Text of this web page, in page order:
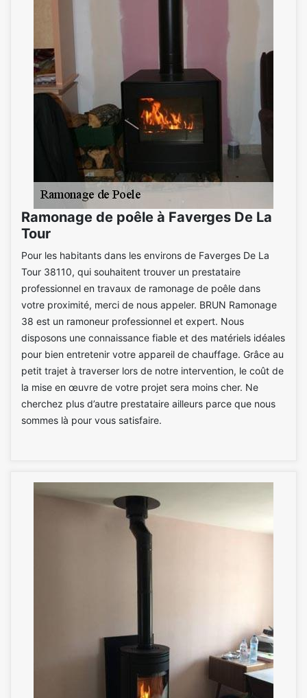
Ramonage de poêle à Faverges De La
Tour
Pour les habitants dans les environs de Faverges De La
Tour 38110, qui souhaitent trouver un prestataire
professionnel en travaux de ramonage de poêle dans
votre proximité, merci de nous appeler. BRUN Ramonage
38 est un ramoneur professionnel et expert. Nous
disposons une connaissance fiable et des matériels idéales
pour bien entretenir votre appareil de chauffage. Grâce au
petit trajet à traverser lors de notre intervention, le coût de
la mise en œuvre de votre projet sera moins cher. Ne
cherchez plus d’autre prestataire ailleurs parce que nous
sommes là pour vous satisfaire.